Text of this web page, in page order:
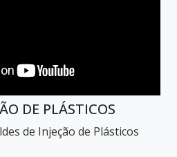
DE PLÁSTICOS
de Injeção de Plásticos